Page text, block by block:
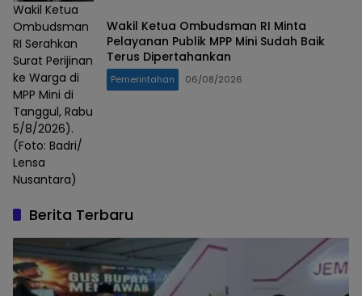
Wakil Ketua
Ombudsman
RI Serahkan
Surat Perijinan
ke Warga di
MPP Mini di
Tanggul, Rabu
5/8/2026).
(Foto: Badri/
Lensa
Nusantara)
Wakil Ketua Ombudsman RI Minta
Pelayanan Publik MPP Mini Sudah Baik
Terus Dipertahankan
Pemerintahan 06/08/2026
Berita Terbaru